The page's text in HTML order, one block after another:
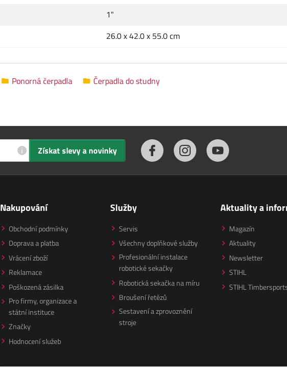
1"
26.0 x 42.0 x 55.0 cm
Ponorná čerpadla Čerpadla do studny
i Získat slevy a novinky
Nakupování
Obchodní podmínky
Doprava a platba
Vrácení zboží
Reklamace
Poškozená zásilka
Pro firmy, organizace a
státní instituce
Značky
Hodnocení služeb
Služby
Servis
Všechny doplňkové služby
Profesionální instalace
robotické sekačky
Robotická sekačka na míru
Broušení řetězů
Sestavení a zprovoznění
stroje
Aktuality a
Magazín
Aktuality
Newsletter
STIHL
STIHL